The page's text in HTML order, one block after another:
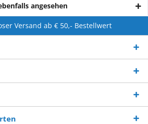
angesehen
Versand ab € 50,- Bestellwert